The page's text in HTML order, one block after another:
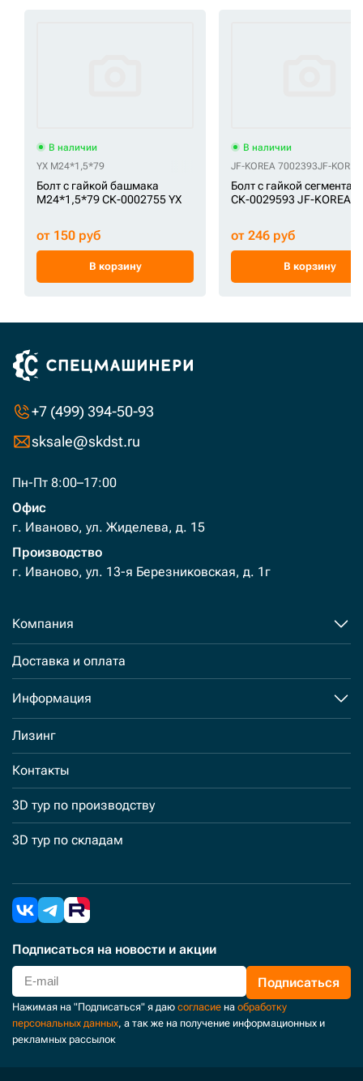
В наличии
YX M24*1,5*79
Болт с гайкой башмака
M24*1,5*79 СК-0002755 YX
от 150 руб
В корзину
В наличии
JF-KOREA 7002393JF-
Болт с гайкой сегмента
СК-0029593 JF-KOREA
от 246 руб
В корзину
+7 (499) 394-50-93
sksale@skdst.ru
Пн-Пт 8:00–17:00
Офис
г. Иваново, ул. Жиделева, д. 15
Производство
г. Иваново, ул. 13-я Березниковская, д. 1г
Компания
Доставка и оплата
Информация
Лизинг
Контакты
3D тур по производству
3D тур по складам
Подписаться на новости и акции
Подписаться
Нажимая на "Подписаться" я даю согласие на обработку
персональных данных, а так же на получение информационных и
рекламных рассылок